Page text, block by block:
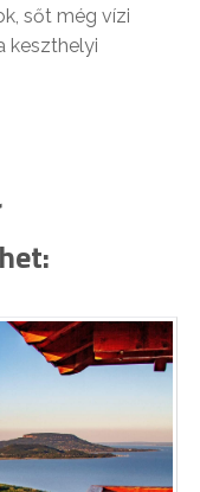
sőt még vízi
keszthelyi